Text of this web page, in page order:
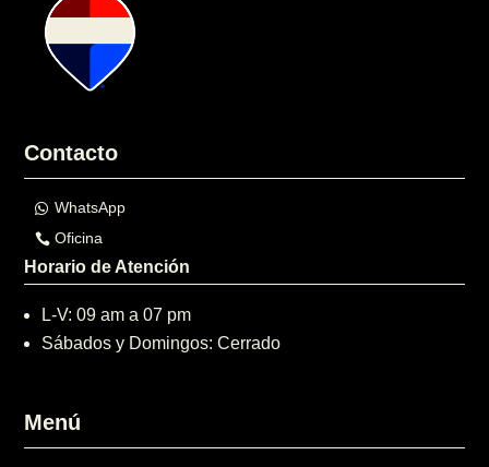
Contacto
WhatsApp
Oficina
Horario de Atención
L-V: 09 am a 07 pm
Sábados y Domingos: Cerrado
Menú